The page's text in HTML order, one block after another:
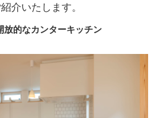
介いたします。
放的なカンターキッチン